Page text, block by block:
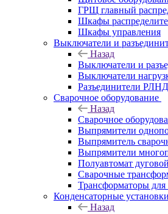
ГРЩ главный
Шкафы
Шкафы управления
Выключатели и
Назад
Выключатели и
Выключатели
Разъединители РЛНД
Сварочное оборудование
Назад
Сварочное
Выпрямители
Выпрямитель
Выпрямители
Полуавтомат
Сварочные
Трансформаторы для
Конденсаторные установки
Назад